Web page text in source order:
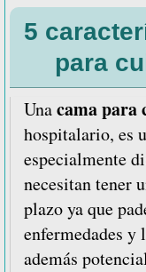
5
para
Unacama para
hospitalario, es
especialmente
necesitan tener
plazo ya que
enfermedades y
además